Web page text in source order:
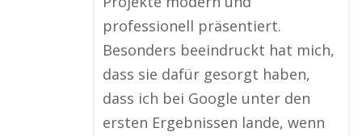
professionell präsentiert.
Besonders beeindruckt hat mich,
dass sie dafür gesorgt haben,
dass ich bei Google unter den
ersten Ergebnissen lande, wenn